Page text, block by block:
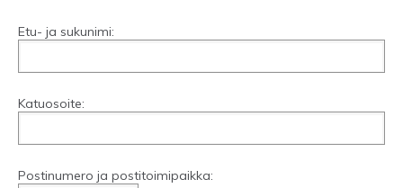
Etu- ja sukunimi:
Katuosoite:
Postinumero ja postitoimipaikka: